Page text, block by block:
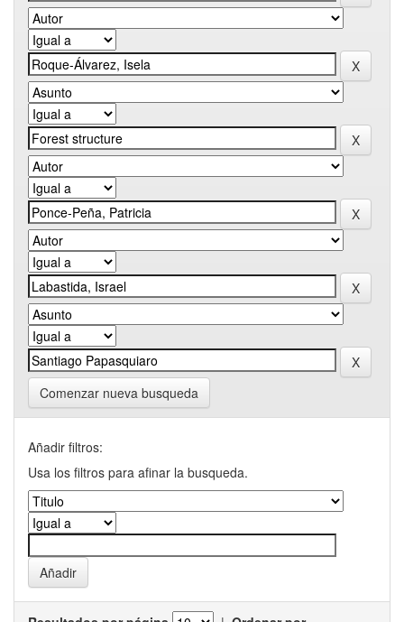
Comenzar nueva busqueda
Añadir filtros:
Usa los filtros para afinar la busqueda.